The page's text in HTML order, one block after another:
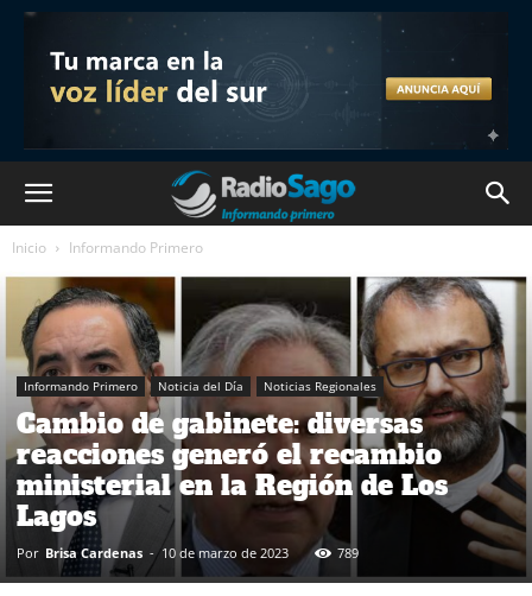
Inicio Informando Primero
Informando Primero Noticia del Día Noticias Regionales
Cambio de gabinete: diversas
reacciones generó el recambio
ministerial en la Región de Los
Lagos
Por Brisa Cardenas - 10 de marzo de 2023 789